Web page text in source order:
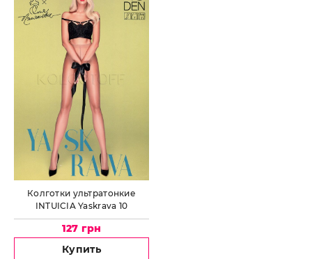
Колготки ультратонкие
INTUICIA Yaskrava 10
127 грн
Купить